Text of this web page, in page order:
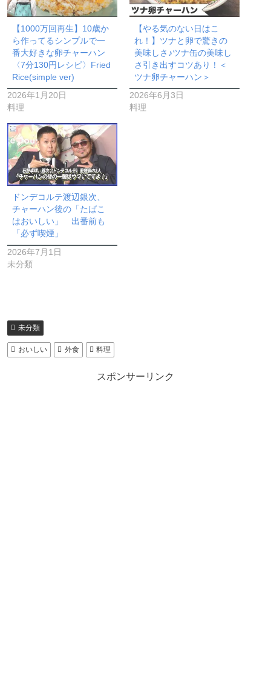
【1000万回再生】10歳か
ら作ってるシンプルで一
番大好きな卵チャーハン
〈7分130円レシピ〉Fried
Rice(simple ver)
2026年1月20日
料理
【やる気のない日はこ
れ！】ツナと卵で驚きの
美味しさ♪ツナ缶の美味し
さ引き出すコツあり！＜
ツナ卵チャーハン＞
2026年6月3日
料理
ドンデコルテ渡辺銀次、
チャーハン後の「たばこ
はおいしい」 出番前も
「必ず喫煙」
2026年7月1日
未分類
未分類
おいしい 外食 料理
スポンサーリンク